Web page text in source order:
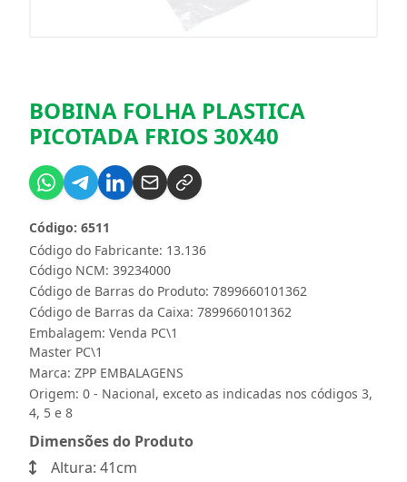
BOBINA FOLHA PLASTICA
PICOTADA FRIOS 30X40
Código do Fabricante: 13.136
Código: 6511
Código NCM: 39234000
Código de Barras do Produto: 7899660101362
Código de Barras da Caixa: 7899660101362
Embalagem: Venda PC\1
Master PC\1
Marca: ZPP EMBALAGENS
Origem: 0 - Nacional, exceto as indicadas nos códigos 3,
4, 5 e 8
Dimensões do Produto
Altura: 41cm